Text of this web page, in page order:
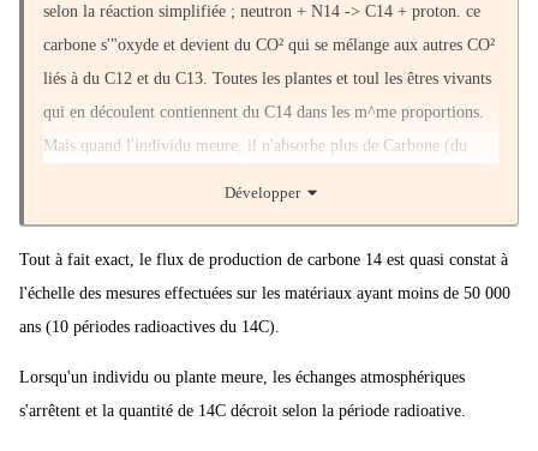
selon la réaction simplifiée ; neutron + N14 -> C14 + proton. ce
carbone s'"oxyde et devient du CO² qui se mélange aux autres CO²
liés à du C12 et du C13. Toutes les plantes et toul les êtres vivants
qui en découlent contiennent du C14 dans les m^me proportions.
Mais quand l'individu meure, il n'absorbe plus de Carbone (du
environ. Heureusement que le soleil est une étoile très stable et le
flux de neutrons qui produisent le C14 est pratiquement constant à
Développer
Tout à fait exact, le flux de production de carbone 14 est quasi constat à
l'échelle des mesures effectuées sur les matériaux ayant moins de 50 000
ans (10 périodes radioactives du 14C).
Lorsqu'un individu ou plante meure, les échanges atmosphériques
s'arrêtent et la quantité de 14C décroit selon la période radioative.